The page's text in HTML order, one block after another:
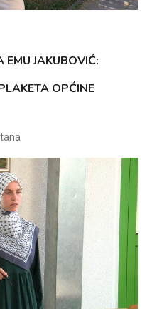
JAKUBOVIĆ:
OPĆINE